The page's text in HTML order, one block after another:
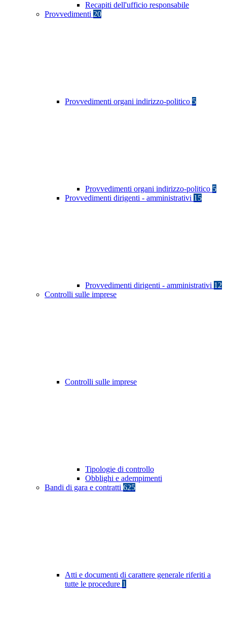
Recapiti dell'ufficio responsabile
Provvedimenti 20
Provvedimenti organi indirizzo-politico 5
Provvedimenti organi indirizzo-politico 5
Provvedimenti dirigenti - amministrativi 15
Provvedimenti dirigenti - amministrativi 12
Controlli sulle imprese
Controlli sulle imprese
Tipologie di controllo
Obblighi e adempimenti
Bandi di gara e contratti 625
Atti e documenti di carattere generale riferiti a
tutte le procedure 1